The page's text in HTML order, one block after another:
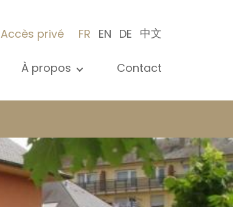
Accès privé FR EN DE 中文
À propos
Conseils pratiques
Carrière
Contact